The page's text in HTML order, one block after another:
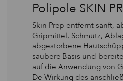
Polipole SKIN
Skin Prep entfernt sanft,
Gripmittel, Schmutz,
abgestorbene
saubere Basis und
auf die Anwendung von
De Wirkung des